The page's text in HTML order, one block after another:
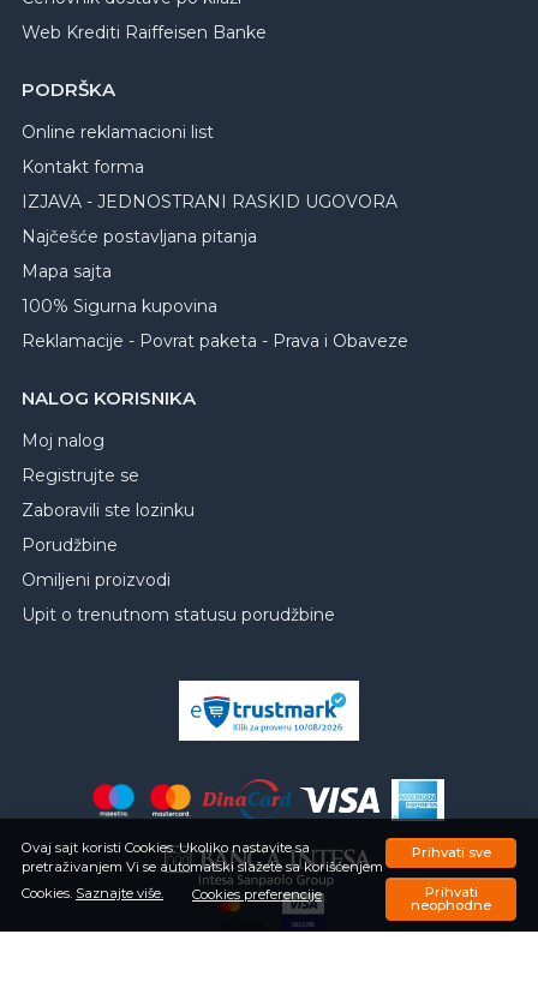
Ovaj sajt koristi Cookies. Ukoliko nastavite sa
pretraživanjem Vi se automatski slažete sa korišćenjem
Cookies. Saznajte više. Cookies preferencije
Prihvati sve
Prihvati
neophodne
Web Krediti Raiffeisen Banke
PODRŠKA
Online reklamacioni list
Kontakt forma
IZJAVA - JEDNOSTRANI RASKID UGOVORA
Najčešće postavljana pitanja
Mapa sajta
100% Sigurna kupovina
Reklamacije - Povrat paketa - Prava i Obaveze
NALOG KORISNIKA
Moj nalog
Registrujte se
Zaboravili ste lozinku
Porudžbine
Omiljeni proizvodi
Upit o trenutnom statusu porudžbine